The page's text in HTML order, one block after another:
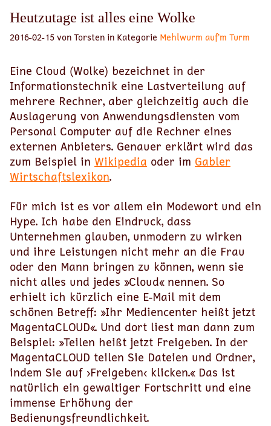
Heutzutage ist alles eine Wolke
2016-02-15 von Torsten in Kategorie Mehlwurm auf’m Turm
Eine Cloud (Wolke) bezeichnet in der
Informationstechnik eine Lastverteilung auf
mehrere Rechner, aber gleichzeitig auch die
Auslagerung von Anwendungsdiensten vom
Personal Computer auf die Rechner eines
externen Anbieters. Genauer erklärt wird das
zum Beispiel in Wikipedia oder im Gabler
Wirtschaftslexikon.
Für mich ist es vor allem ein Modewort und ein
Hype. Ich habe den Eindruck, dass
Unternehmen glauben, unmodern zu wirken
und ihre Leistungen nicht mehr an die Frau
oder den Mann bringen zu können, wenn sie
nicht alles und jedes »Cloud« nennen. So
erhielt ich kürzlich eine E-Mail mit dem
schönen Betreff: »Ihr Mediencenter heißt jetzt
MagentaCLOUD«. Und dort liest man dann zum
Beispiel: »Teilen heißt jetzt Freigeben. In der
MagentaCLOUD teilen Sie Dateien und Ordner,
indem Sie auf ›Freigeben‹ klicken.« Das ist
natürlich ein gewaltiger Fortschritt und eine
immense Erhöhung der
Bedienungsfreundlichkeit.